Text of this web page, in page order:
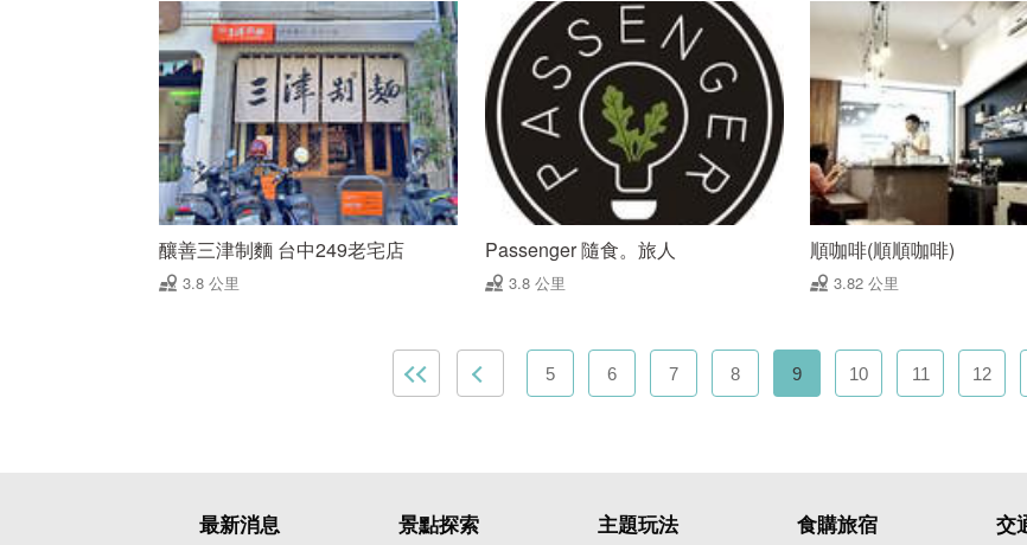
釀善三津制麵 台中249老宅店
3.8 公里
Passenger 隨食。旅人
3.8 公里
順咖啡(順順咖啡)
3.82 公里
5 6 7 8 9 10 11 12
最新消息 景點探索 主題玩法 食購旅宿 交